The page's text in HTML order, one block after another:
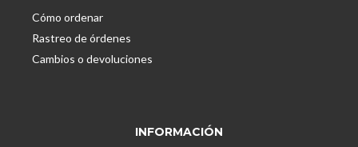
Cómo ordenar
Rastreo de órdenes
Cambios o devoluciones
INFORMACIÓN